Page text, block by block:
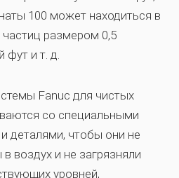
100 может находиться в
размером 0,5
фут и т. д.
Fanuc для чистых
со специальными
деталями, чтобы они не
воздух и не загрязняли
уровней,